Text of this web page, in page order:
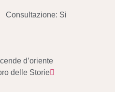
Consultazione: Si
d’oriente
delle Storie